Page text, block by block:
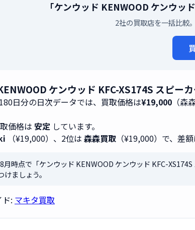
「ケンウッド KENWOOD ケンウッ
2社の買取店を一括比較
ケンウッド KFC-XS174S スピー
日分の日次データでは、買取価格は¥19,000 （
価格は 安定 しています。
（¥19,000）、2位は 森森買取 （¥19,000）で、差
月時点で「ケンウッド KENWOOD ケンウッド KFC-
ましょう。
: マキタ買取